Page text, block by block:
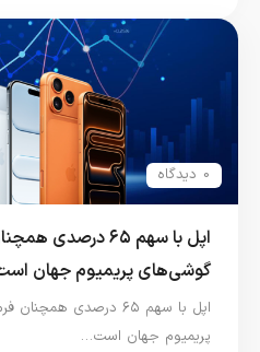
0 دیدگاه
اپل با سهم ۶۵ درصدی
گوشی‌های پریمیوم جهان
اپل با سهم ۶۵ درصدی
پریمیوم جهان است…